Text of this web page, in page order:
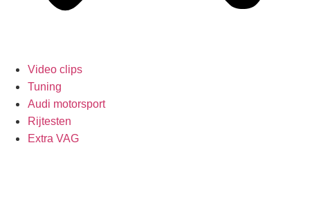
Video clips
Tuning
Audi motorsport
Rijtesten
Extra VAG